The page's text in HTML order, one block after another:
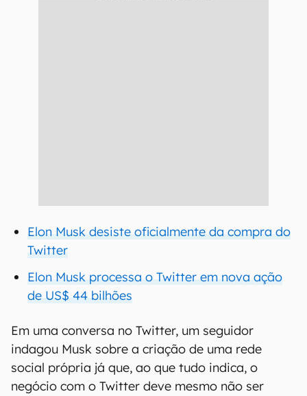
Elon Musk desiste oficialmente da compra do
Twitter
Elon Musk processa o Twitter em nova ação
de US$ 44 bilhões
Em uma conversa no Twitter, um seguidor
indagou Musk sobre a criação de uma rede
social própria já que, ao que tudo indica, o
negócio com o Twitter deve mesmo não ser